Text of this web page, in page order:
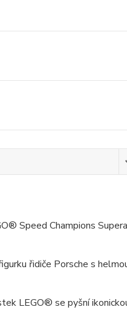
Speed Champions
řidiče Porsche s
LEGO® se pyšní